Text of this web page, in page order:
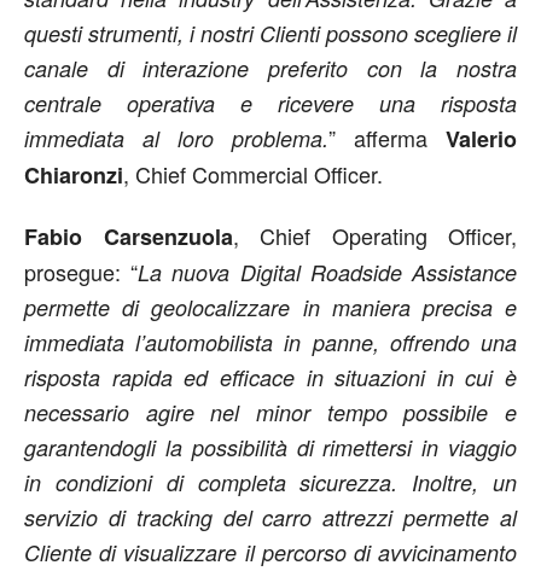
questi strumenti, i nostri Clienti possono scegliere il
canale di interazione preferito con la nostra
centrale operativa e ricevere
una risposta
immediata al loro problema.” afferma Valerio
Chiaronzi, Chief Commercial Officer.
Fabio Carsenzuola, Chief Operating Officer,
prosegue: “La nuova Digital Roadside Assistance
permette di geolocalizzare in maniera precisa e
immediata l’automobilista in panne, offrendo una
risposta rapida ed efficace in situazioni in cui è
necessario agire nel minor tempo possibile e
garantendogli la possibilità di rimettersi in viaggio
in condizioni di completa sicurezza. Inoltre, un
servizio di tracking del carro attrezzi permette al
Cliente di visualizzare il percorso di avvicinamento